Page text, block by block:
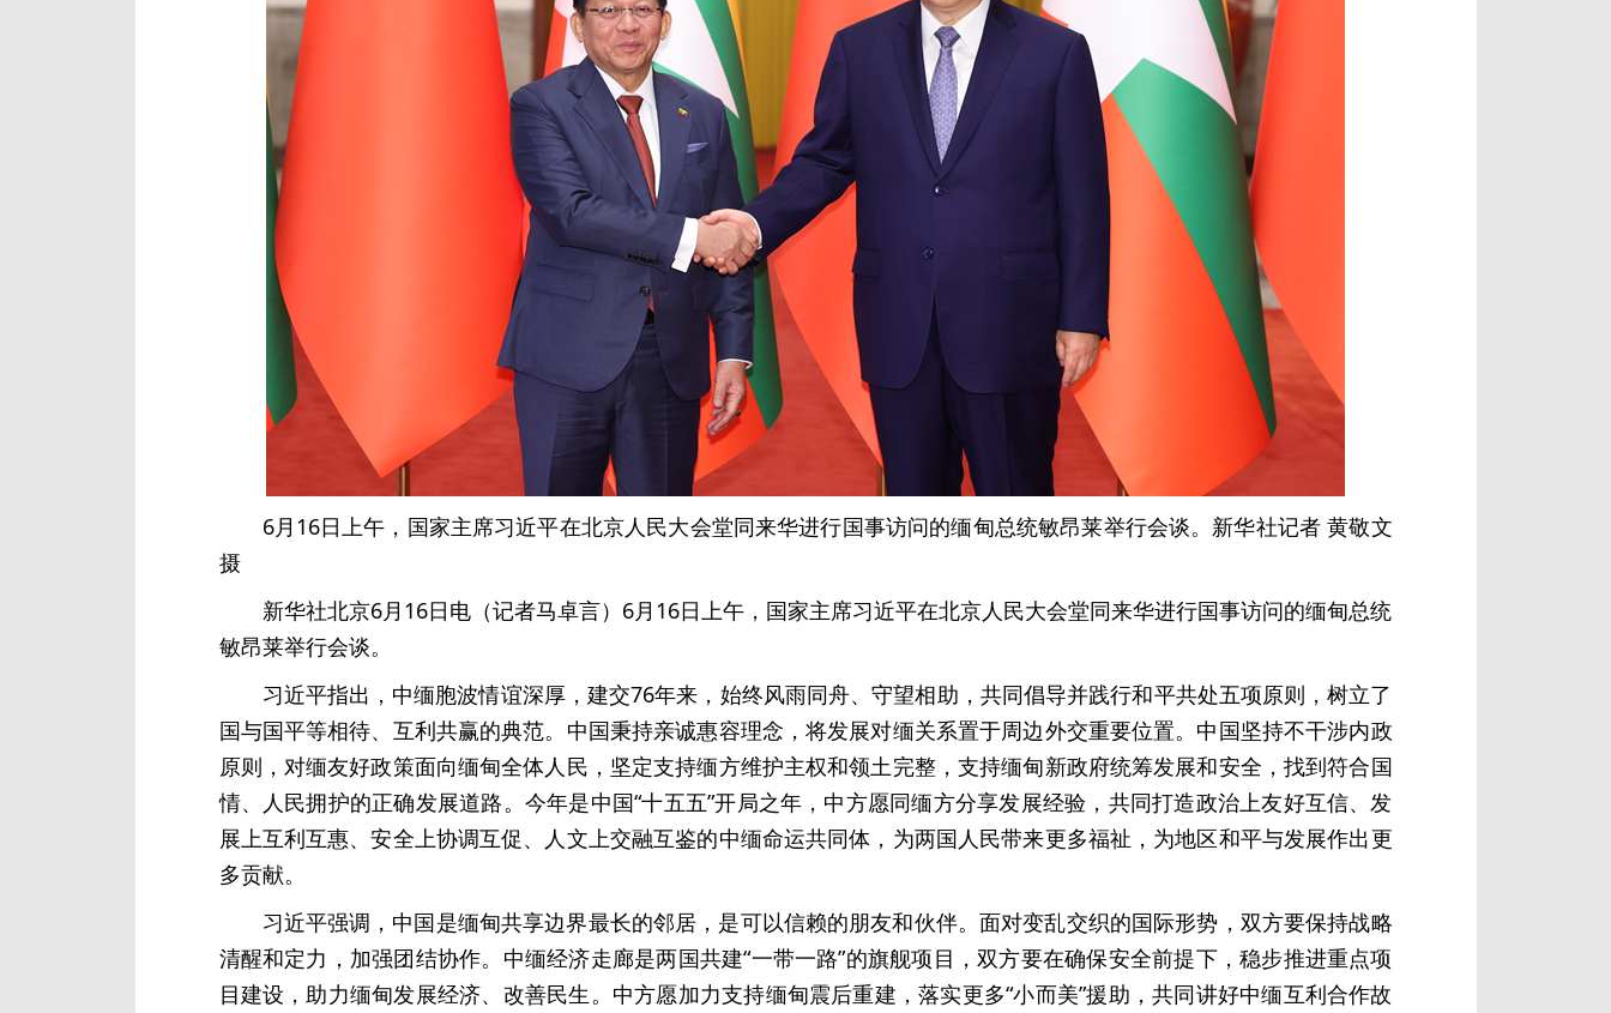
6月16日上午，国家主席习近平在北京人民大会堂同来华进行国事访问的缅甸总统敏昂莱举行会谈。新华社记者 黄敬文
摄
新华社北京6月16日电（记者马卓言）6月16日上午，国家主席习近平在北京人民大会堂同来华进行国事访问的缅甸总统
敏昂莱举行会谈。
习近平指出，中缅胞波情谊深厚，建交76年来，始终风雨同舟、守望相助，共同倡导并践行和平共处五项原则，树立了
国与国平等相待、互利共赢的典范。中国秉持亲诚惠容理念，将发展对缅关系置于周边外交重要位置。中国坚持不干涉内政
原则，对缅友好政策面向缅甸全体人民，坚定支持缅方维护主权和领土完整，支持缅甸新政府统筹发展和安全，找到符合国
情、人民拥护的正确发展道路。今年是中国“十五五”开局之年，中方愿同缅方分享发展经验，共同打造政治上友好互信、发
展上互利互惠、安全上协调互促、人文上交融互鉴的中缅命运共同体，为两国人民带来更多福祉，为地区和平与发展作出更
多贡献。
习近平强调，中国是缅甸共享边界最长的邻居，是可以信赖的朋友和伙伴。面对变乱交织的国际形势，双方要保持战略
清醒和定力，加强团结协作。中缅经济走廊是两国共建“一带一路”的旗舰项目，双方要在确保安全前提下，稳步推进重点项
目建设，助力缅甸发展经济、改善民生。中方愿加力支持缅甸震后重建，落实更多“小而美”援助，共同讲好中缅互利合作故